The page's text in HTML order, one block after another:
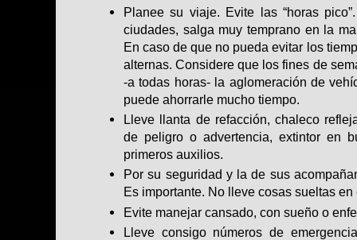
Planee su viaje. Evite las “horas
ciudades, salga muy temprano en la
En caso de que no pueda evitar los
alternas. Considere que los fines de
-a todas horas- la aglomeración de
puede ahorrarle mucho tiempo.
Lleve llanta de refacción, chaleco
de peligro o advertencia, extintor en
primeros auxilios.
Por su seguridad y la de sus
Es importante. No lleve cosas sueltas
Evite manejar cansado, con sueño o
Lleve consigo números de